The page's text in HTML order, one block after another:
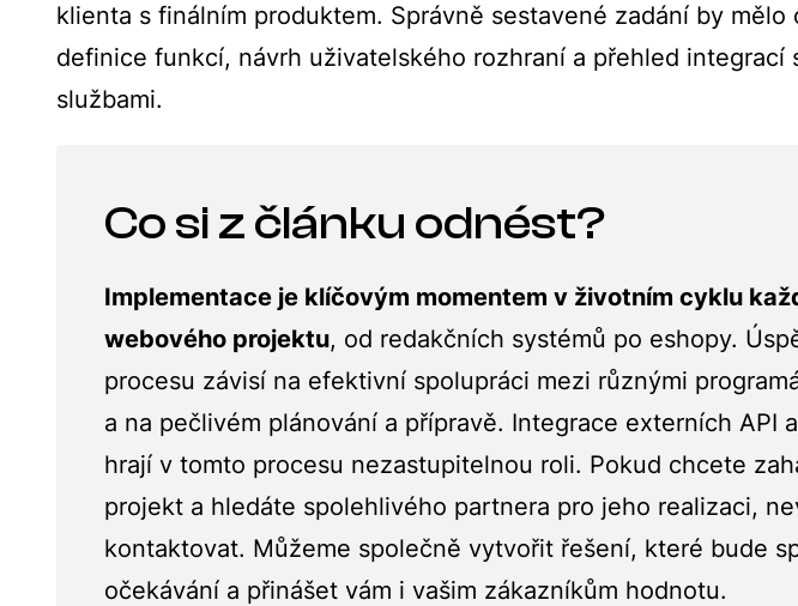
klienta s finálním produktem. Správně sestavené zadání by mělo
definice funkcí, návrh uživatelského rozhraní a přehled integrací
službami.
Co si z článku odnést?
Implementace je klíčovým momentem v životním cyklu
webového projektu, od redakčních systémů po eshopy.
procesu závisí na efektivní spolupráci mezi různými
a na pečlivém plánování a přípravě. Integrace externích API
hrají v tomto procesu nezastupitelnou roli. Pokud chcete
projekt a hledáte spolehlivého partnera pro jeho realizaci,
kontaktovat. Můžeme společně vytvořit řešení, které bude
očekávání a přinášet vám i vašim zákazníkům hodnotu.